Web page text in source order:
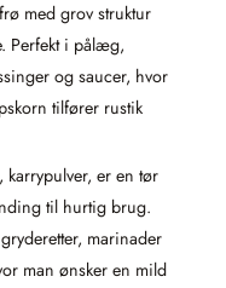
med grov struktur
Perfekt i pålæg,
og saucer, hvor
tilfører rustik
karrypulver, er en tør
til hurtig brug.
marinader
man ønsker en mild